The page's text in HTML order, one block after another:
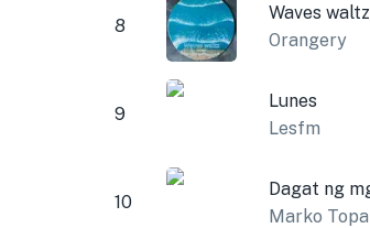
8
Waves waltz
Orangery
9
Lunes
Lesfm
10
Marko Topa